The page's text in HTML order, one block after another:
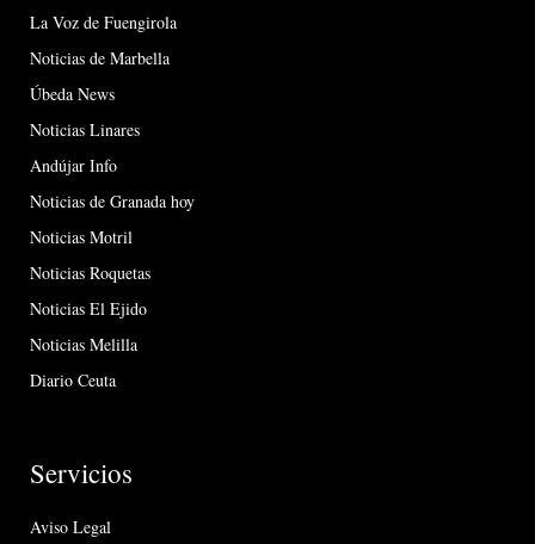
La Voz de Fuengirola
Noticias de Marbella
Úbeda News
Noticias Linares
Andújar Info
Noticias de Granada hoy
Noticias Motril
Noticias Roquetas
Noticias El Ejido
Noticias Melilla
Diario Ceuta
Servicios
Aviso Legal